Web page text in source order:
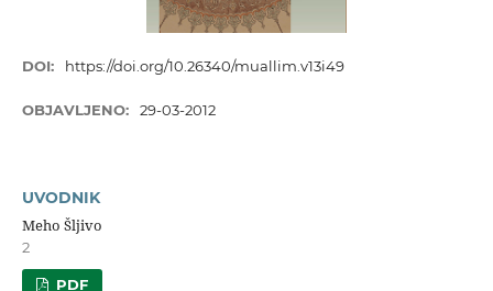
DOI: https://doi.org/10.26340/muallim.v13i49
OBJAVLJENO: 29-03-2012
UVODNIK
Meho Šljivo
2
PDF